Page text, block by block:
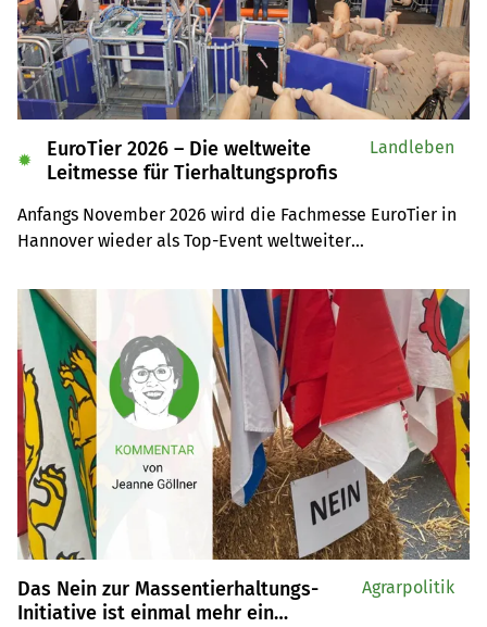
EuroTier 2026 – Die weltweite
Leitmesse für Tierhaltungsprofis
Anfangs November 2026 wird die Fachmesse EuroTier in
Hannover wieder als Top-Event weltweiter
Leserreise sind Sie selber mit dabei.
✹
Landleben
Das Nein zur Massentierhaltungs-
Initiative ist einmal mehr ein
Agrarpolitik